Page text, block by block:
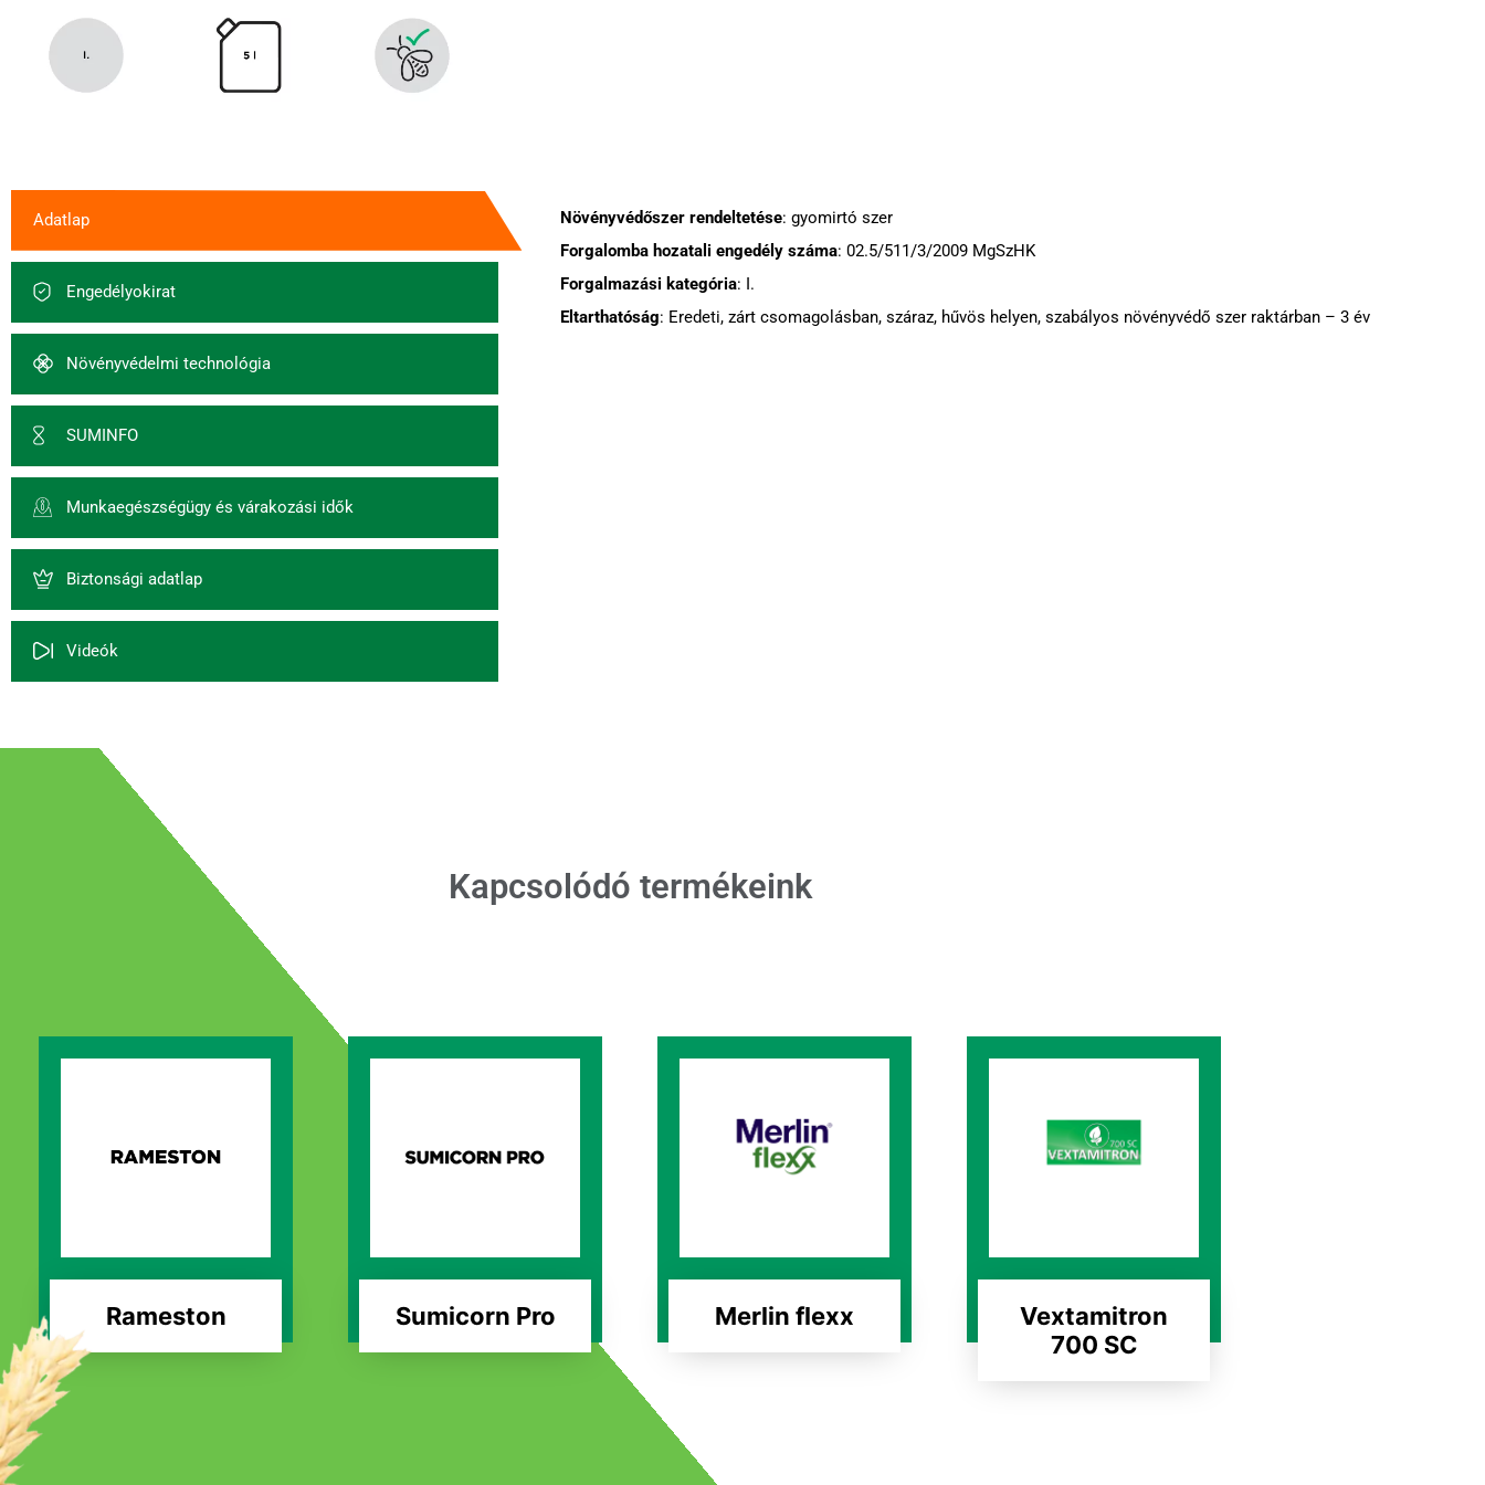
Adatlap
Engedélyokirat
Növényvédelmi technológia
SUMINFO
Munkaegészségügy és várakozási idők
Biztonsági adatlap
Videók
Növényvédőszer rendeltetése: gyomirtó szer
Forgalomba hozatali engedély száma: 02.5/511/3/2009 MgSzHK
Forgalmazási kategória: I.
Eltarthatóság: Eredeti, zárt csomagolásban, száraz, hűvös helyen, szabályos növényvédő szer raktárban – 3 év
Kapcsolódó termékeink
Rameston Sumicorn Pro Merlin flexx
Vextamitron
700 SC